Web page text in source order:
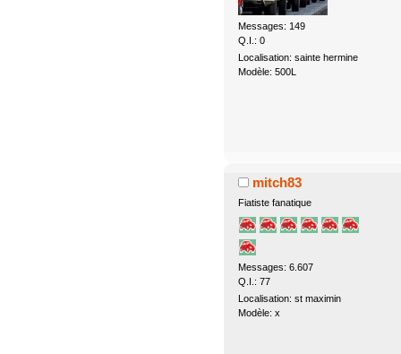
Messages: 149
Q.I.: 0
Localisation: sainte hermine
Modèle: 500L
mitch83
Fiatiste fanatique
Messages: 6.607
Q.I.: 77
Localisation: st maximin
Modèle: x